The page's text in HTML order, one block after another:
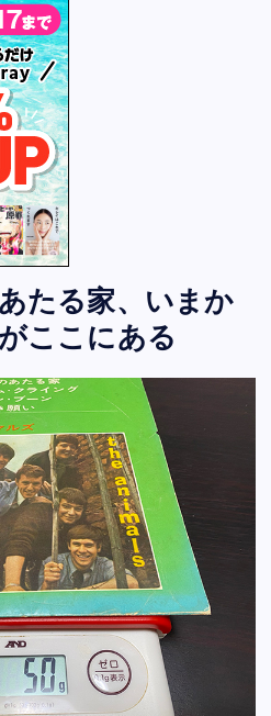
たる家、いまか
ここにある